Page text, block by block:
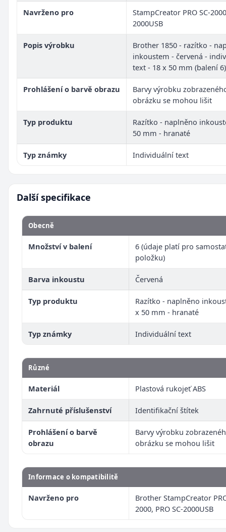
Navrženo pro
StampCreator PRO SC-
2000USB
Popis výrobku
Brother 1850 - razítko -
inkoustem - červená -
text - 18 x 50 mm (balení 6)
Prohlášení o barvě obrazu
Barvy výrobku
obrázku se mohou lišit
Typ produktu
Razítko - naplněno
50 mm - hranaté
Typ známky Individuální text
Další specifikace
Obecně
Množství v balení
6 (údaje platí pro
položku)
Barva inkoustu Červená
Typ produktu
Razítko - naplněno
x 50 mm - hranaté
Typ známky Individuální text
Různé
Materiál Plastová rukojeť ABS
Zahrnuté příslušenství Identifikační štítek
Prohlášení o barvě
obrazu
Barvy výrobku
obrázku se mohou lišit
Informace o kompatibilitě
Navrženo pro
Brother StampCreator
2000, PRO SC-2000USB